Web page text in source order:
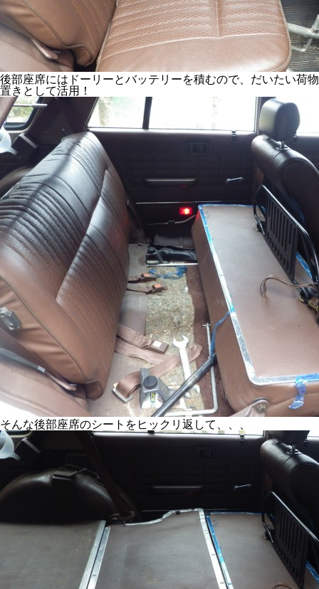
後部座席にはドーリーとバッテリーを積むので、だいたい荷物
置きとして活用！
そんな後部座席のシートをヒックリ返して、、、